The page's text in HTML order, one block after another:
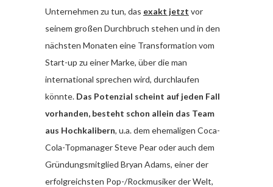
Unternehmen zu tun, das exakt jetzt vor
seinem großen Durchbruch stehen und in den
nächsten Monaten eine Transformation vom
Start-up zu einer Marke, über die man
international sprechen wird, durchlaufen
könnte. Das Potenzial scheint auf jeden Fall
vorhanden, besteht schon allein das Team
aus Hochkalibern, u.a. dem ehemaligen Coca-
Cola-Topmanager Steve Pear oder auch dem
Gründungsmitglied Bryan Adams, einer der
erfolgreichsten Pop-/Rockmusiker der Welt,